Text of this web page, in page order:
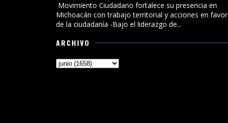
Movimiento Ciudadano fortalece su presencia en
Michoacán con trabajo territorial y acciones en favor
de la ciudadanía -Bajo el liderazgo de...
ARCHIVO